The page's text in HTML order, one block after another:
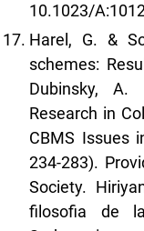
10.1023/
Harel, G. &
schemes:
Dubinsky, A.
Research in
CBMS Issues
234-283).
Society.
filosofia de